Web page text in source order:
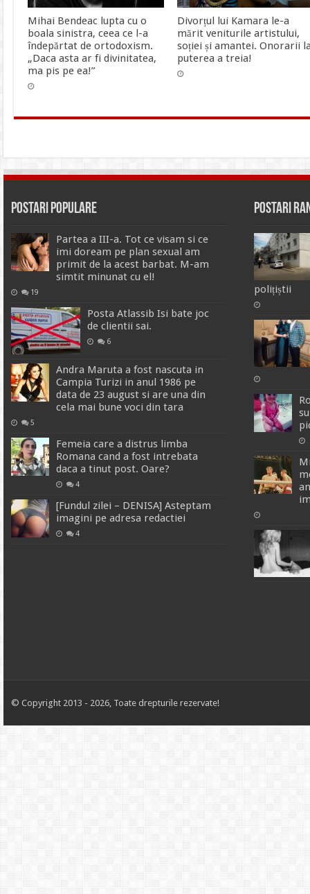
Mihai Bendeac lupta cu o
boala sinistra, ceea ce l-a
îndepărtat de ortodoxism.
„Daca asta ar fi divinitatea,
ma pis pe ea!”
Divorțul lui Kamara le-a
mărit veniturile artistului,
soției și amantei. Onorarii
puterea a treia!
Postari Populare
Partea a III-a. Tot ce visam si ce
imi doream pe plan sexual am
primit de la acest barbat. M-am
simtit minunat cu el!
19
Posta Atlassib Isi bate joc
de clientii sai.
6
Andra Maruta a fost nascuta in
Campia Turizi in anul 1986 pe
data de 23 august si are una din
cela mai bune voci din tara
5
Femeia care a distrus limba
Romana cand a fost intrebata
daca a tinut post. Oare?
4
[Fundul zilei – DENISA] Asteptam
imagini pe adresa redactiei
4
Postari
polițiștii
© Copyright 2013 - 2026, Toate drepturile rezervate!